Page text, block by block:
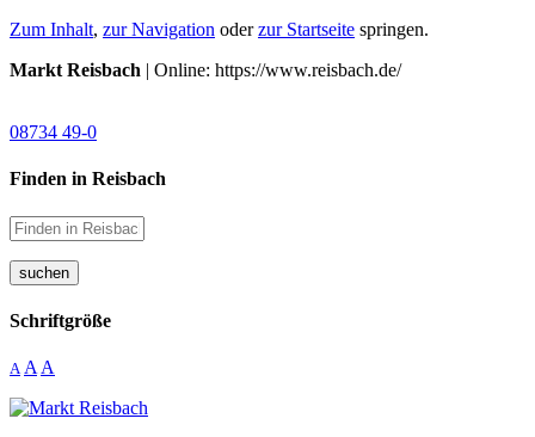
Zum Inhalt, zur Navigation oderzur Startseite springen.
Markt Reisbach | Online: https://www.reisbach.de/
08734 49-0
Finden in Reisbach
suchen
Schriftgröße
A A A